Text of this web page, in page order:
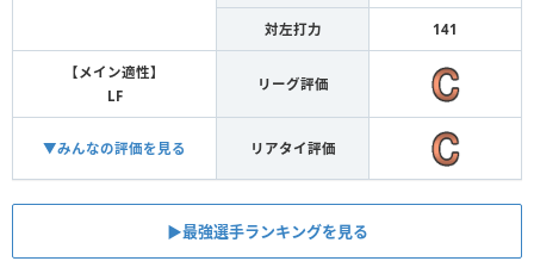
対左打力 141
【メイン適性】
LF
リーグ評価
▼みんなの評価を見る リアタイ評価
▶︎最強選手ランキングを見る